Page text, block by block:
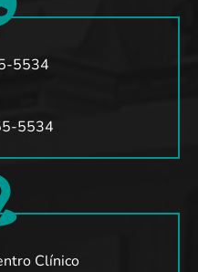
5534
5534
Clínico